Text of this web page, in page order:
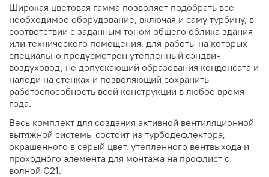
Широкая цветовая гамма позволяет подобрать все
необходимое оборудование, включая и саму турбину, в
соответствии с заданным тоном общего облика здания
или технического помещения, для работы на которых
специально предусмотрен утепленный сэндвич-
воздуховод, не допускающий образования конденсата и
наледи на стенках и позволяющий сохранить
работоспособность всей конструкции в любое время
года.
Весь комплект для создания активной вентиляционной
вытяжной системы состоит из турбодефлектора,
окрашенного в серый цвет, утепленного вентвыхода и
проходного элемента для монтажа на профлист с
волной С21.